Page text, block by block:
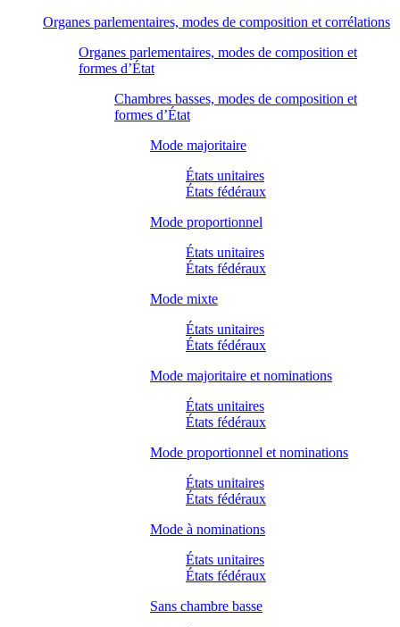
Organes parlementaires, modes de composition et corrélations
Organes parlementaires, modes de composition et
formes d’État
Chambres basses, modes de composition et
formes d’État
Mode majoritaire
États unitaires
États fédéraux
Mode proportionnel
États unitaires
États fédéraux
Mode mixte
États unitaires
États fédéraux
Mode majoritaire et nominations
États unitaires
États fédéraux
Mode proportionnel et nominations
États unitaires
États fédéraux
Mode à nominations
États unitaires
États fédéraux
Sans chambre basse